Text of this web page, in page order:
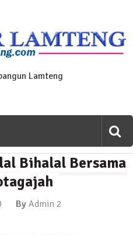
Lamteng
Gelar Upacara
Pahlawan, Teladani
untuk Bangsa
Bihalal Bersama
By Admin 2